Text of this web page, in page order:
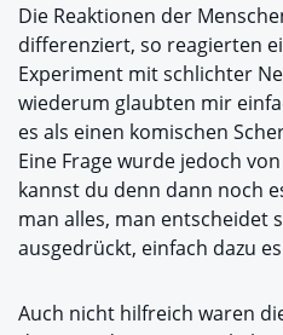
Die Reaktionen der
differenziert, so reagierten
Experiment mit schlichter
wiederum glaubten mir
es als einen komischen
Eine Frage wurde jedoch
kannst du denn dann noch
man alles, man entscheidet
ausgedrückt, einfach dazu
Auch nicht hilfreich waren